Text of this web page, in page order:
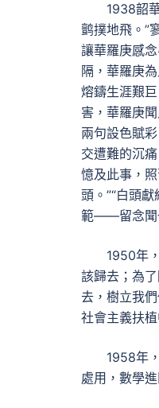
1938韶
鹯撲地飛。”
讓華羅庚感
隔，華羅庚
熔鑄生涯艱
害，華羅庚
兩句設色賦
交遭難的沉
憶及此事，
頭。”“白頭
範——留念聞
1950年
該歸去；為
去，樹立我
社會主義扶
1958年
處用，數學